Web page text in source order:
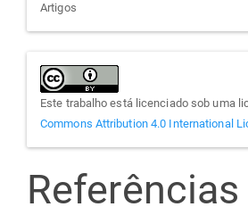
Artigos
Este trabalho está licenciado sob uma
Commons Attribution 4.0 International
Referências